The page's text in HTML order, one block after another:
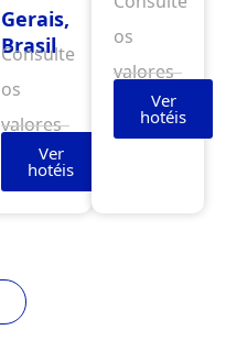
Gerais,
Brasil
Consulte
os
valores
Ver
hotéis
os
valores
Ver
hotéis